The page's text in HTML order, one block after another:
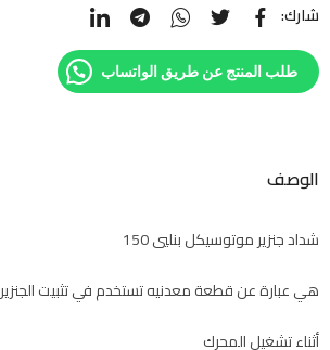
شارك:
طلب المنتج عن طريق الواتساب
الوصف
شداد جنزير موتوسيكل بنليي 150
هي عبارة عن قطعة معدنيه تستخدم في تثبيت الجنزير
أثناء تشغيل المحرك